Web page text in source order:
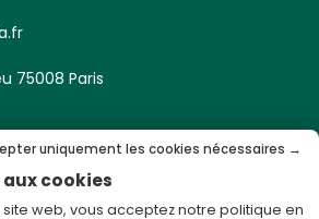
cookies
site web, vous acceptez notre politique en
uniquement les cookies nécessaires →
75008 Paris